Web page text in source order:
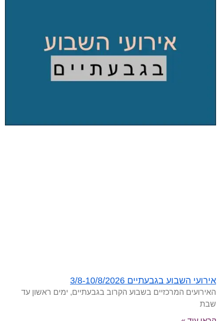
אירועי השבוע בגבעתיים 3/8-10/8/2026
האירועים המרכזיים בשבוע הקרוב בגבעתיים, ימים ראשון עד
שבת